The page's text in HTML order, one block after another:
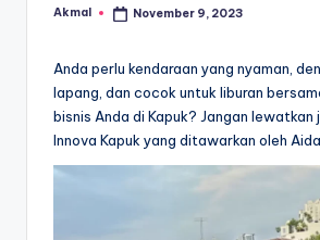
Posted
Akmal November 9, 2023
Anda perlu kendaraan yang nyaman,
lapang, dan cocok untuk liburan
bisnis Anda di Kapuk? Jangan lewatkan
Innova Kapuk yang ditawarkan oleh